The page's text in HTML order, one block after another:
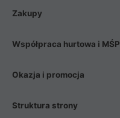
Zakupy
Współpraca hurtowa i MŚP
Okazja i promocja
Struktura strony